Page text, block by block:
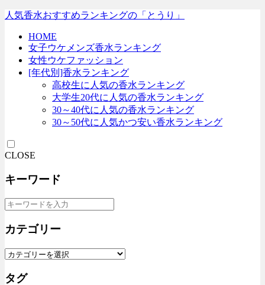
人気香水おすすめランキングの「とうり」
HOME
女子ウケメンズ香水ランキング
女性ウケファッション
[年代別]香水ランキング
高校生に人気の香水ランキング
大学生20代に人気の香水ランキング
30～40代に人気の香水ランキング
30～50代に人気かつ安い香水ランキング
CLOSE
キーワード
カテゴリー
タグ